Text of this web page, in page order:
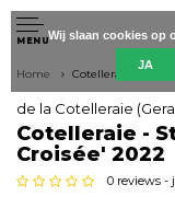
MENU
Home Cotelleraie - St.
de la Cotelleraie
Cotelleraie -
Croisée' 2022
0 reviews -
Wij slaan cookies op
JA